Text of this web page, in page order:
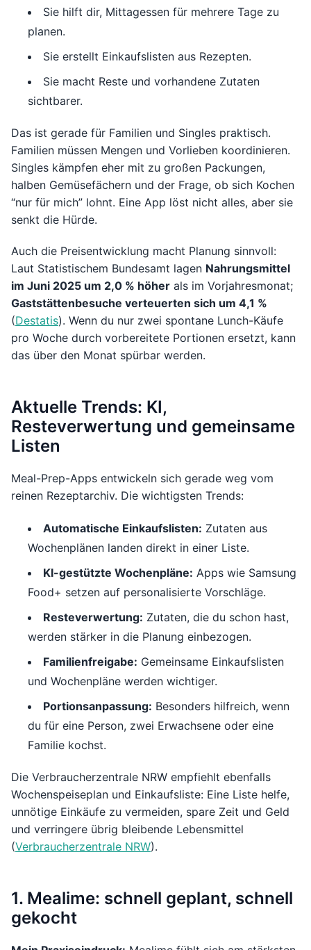
Sie hilft dir, Mittagessen für mehrere Tage zu
planen.
Sie erstellt Einkaufslisten aus Rezepten.
Sie macht Reste und vorhandene Zutaten
sichtbarer.
Das ist gerade für Familien und Singles praktisch.
Familien müssen Mengen und Vorlieben koordinieren.
Singles kämpfen eher mit zu großen Packungen,
halben Gemüsefächern und der Frage, ob sich Kochen
“nur für mich” lohnt. Eine App löst nicht alles, aber sie
senkt die Hürde.
Auch die Preisentwicklung macht Planung sinnvoll:
Laut Statistischem Bundesamt lagen Nahrungsmittel
im Juni 2025 um 2,0 % höher als im Vorjahresmonat;
Gaststättenbesuche verteuerten sich um 4,1 %
(Destatis). Wenn du nur zwei spontane Lunch-Käufe
pro Woche durch vorbereitete Portionen ersetzt, kann
das über den Monat spürbar werden.
Aktuelle Trends: KI,
Resteverwertung und gemeinsame
Listen
Meal-Prep-Apps entwickeln sich gerade weg vom
reinen Rezeptarchiv. Die wichtigsten Trends:
Automatische Einkaufslisten: Zutaten aus
Wochenplänen landen direkt in einer Liste.
KI-gestützte Wochenpläne: Apps wie Samsung
Food+ setzen auf personalisierte Vorschläge.
Resteverwertung: Zutaten, die du schon hast,
werden stärker in die Planung einbezogen.
Familienfreigabe: Gemeinsame Einkaufslisten
und Wochenpläne werden wichtiger.
Portionsanpassung: Besonders hilfreich, wenn
du für eine Person, zwei Erwachsene oder eine
Familie kochst.
Die Verbraucherzentrale NRW empfiehlt ebenfalls
Wochenspeiseplan und Einkaufsliste: Eine Liste helfe,
unnötige Einkäufe zu vermeiden, spare Zeit und Geld
und verringere übrig bleibende Lebensmittel
(Verbraucherzentrale NRW).
1. Mealime: schnell geplant, schnell
gekocht